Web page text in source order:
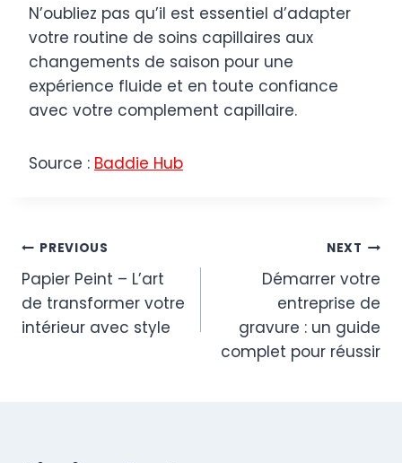
N’oubliez pas qu’il est essentiel d’adapter
votre routine de soins capillaires aux
changements de saison pour une
expérience fluide et en toute confiance
avec votre complement capillaire.
Source : Baddie Hub
Post
navigation
PREVIOUS
Papier Peint – L’art
de transformer votre
intérieur avec style
NEXT
Démarrer votre
entreprise de
gravure : un guide
complet pour réussir